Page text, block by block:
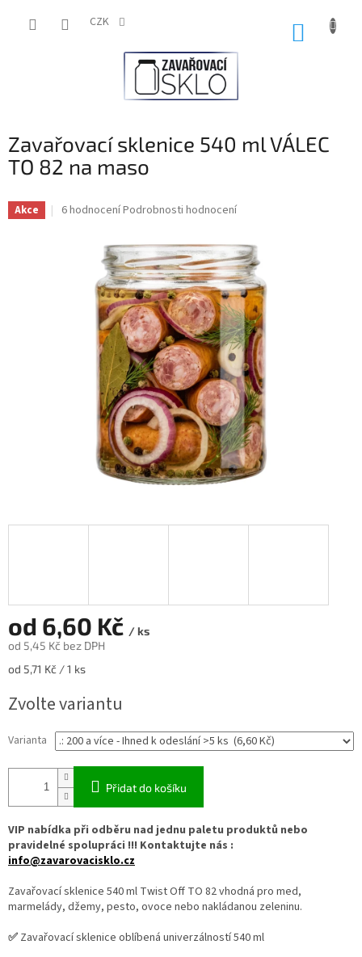
CZK
Zavařovací sklenice 540 ml VÁLEC
TO 82 na maso
Akce
Průměrné
hvězdiček.
6 hodnoceníPodrobnosti hodnocení
od 6,60 Kč / ks
od 5,45 Kč bez DPH
Měrná
od 5,71 Kč / 1 ks
Zvolte variantu
Varianta
Přidat do košíku
VIP nabídka při odběru nad jednu paletu produktů nebo
pravidelné spolupráci !!! Kontaktujte nás :
info@zavarovacisklo.cz
Zavařovací sklenice 540 ml Twist Off TO 82 vhodná pro med,
marmelády, džemy, pesto, ovoce nebo nakládanou zeleninu.
✅ Zavařovací sklenice oblíbená univerzálností 540 ml